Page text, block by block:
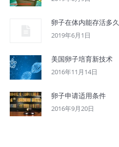
卵子在体内能存活多久
2019年6月1日
美国卵子培育新技术
2016年11月14日
卵子申请适用条件
2016年9月20日